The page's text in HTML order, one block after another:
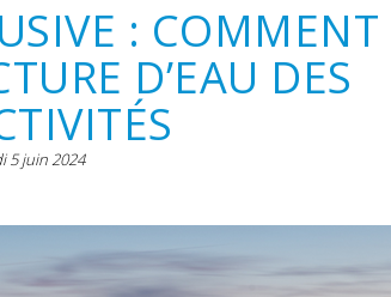
: COMMENT
D’EAU DES
5 juin 2024